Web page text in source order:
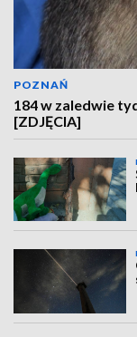
POZNAŃ
184 w zaledwie
[ZDJĘCIA]